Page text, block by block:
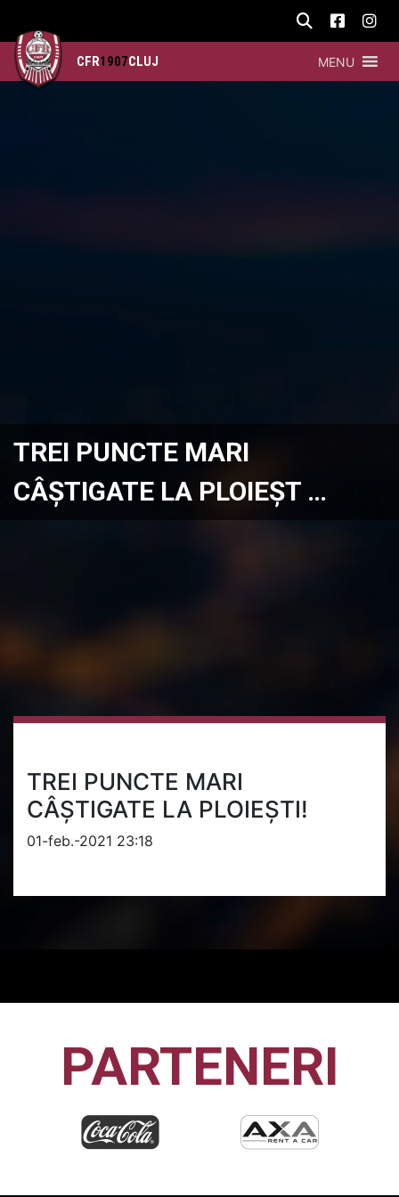
CFR1907CLUJ MENU
TREI PUNCTE MARI
CÂȘTIGATE LA PLOIEȘT …
TREI PUNCTE MARI
CÂȘTIGATE LA PLOIEȘTI!
01-feb.-2021 23:18
PARTENERI